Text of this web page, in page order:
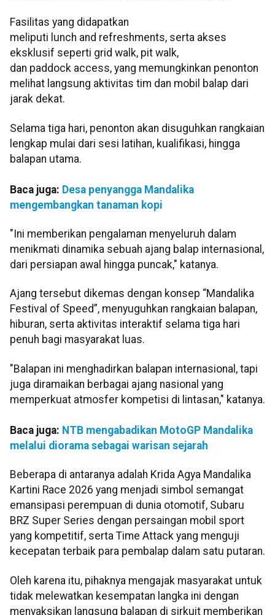
Fasilitas yang didapatkan
meliputi lunch and refreshments, serta akses
eksklusif seperti grid walk, pit walk,
dan paddock access, yang memungkinkan penonton
melihat langsung aktivitas tim dan mobil balap dari
jarak dekat.
Selama tiga hari, penonton akan disuguhkan rangkaian
lengkap mulai dari sesi latihan, kualifikasi, hingga
balapan utama.
Baca juga: Desa penyangga Mandalika
mengembangkan tanaman kopi
"Ini memberikan pengalaman menyeluruh dalam
menikmati dinamika sebuah ajang balap internasional,
dari persiapan awal hingga puncak," katanya.
Ajang tersebut dikemas dengan konsep “Mandalika
Festival of Speed”, menyuguhkan rangkaian balapan,
hiburan, serta aktivitas interaktif selama tiga hari
penuh bagi masyarakat luas.
"Balapan ini menghadirkan balapan internasional, tapi
juga diramaikan berbagai ajang nasional yang
memperkuat atmosfer kompetisi di lintasan," katanya.
Baca juga: NTB mengabadikan MotoGP Mandalika
melalui diorama sebagai warisan sejarah
Beberapa di antaranya adalah Krida Agya Mandalika
Kartini Race 2026 yang menjadi simbol semangat
emansipasi perempuan di dunia otomotif, Subaru
BRZ Super Series dengan persaingan mobil sport
yang kompetitif, serta Time Attack yang menguji
kecepatan terbaik para pembalap dalam satu putaran.
Oleh karena itu, pihaknya mengajak masyarakat untuk
tidak melewatkan kesempatan langka ini dengan
menyaksikan langsung balapan di sirkuit memberikan